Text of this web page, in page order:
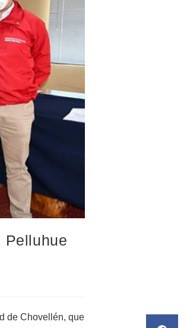
Pelluhue
de Chovellén, que